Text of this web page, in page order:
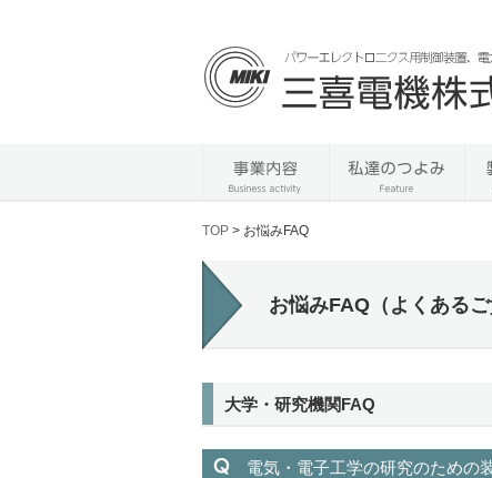
TOP > お悩みFAQ
お悩みFAQ（よくあるご
大学・研究機関FAQ
電気・電子工学の研究のための